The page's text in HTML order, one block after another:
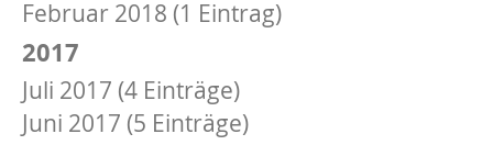
Februar 2018 (1 Eintrag)
2017
Juli 2017 (4 Einträge)
Juni 2017 (5 Einträge)